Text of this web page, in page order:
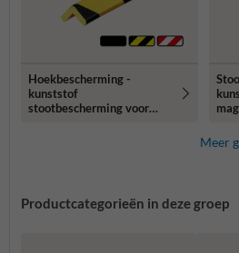
Hoekbescherming -
kunststof
stootbescherming voor
Meer
Productcategorieën in deze groep